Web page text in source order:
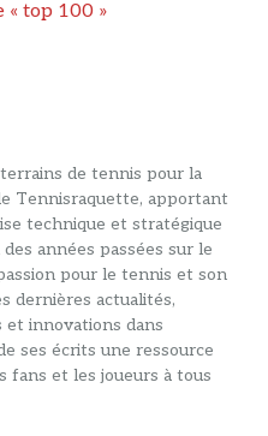
« top 100 »
de tennis pour la
Tennisraquette, apportant
technique et stratégique
années passées sur le
pour le tennis et son
dernières actualités,
et innovations dans
ses écrits une ressource
fans et les joueurs à tous